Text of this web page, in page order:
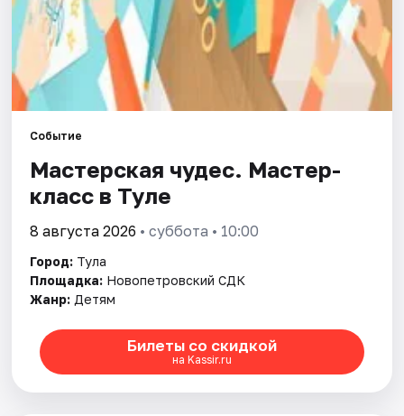
Событие
Мастерская чудес. Мастер-
класс в Туле
8 августа 2026 • суббота • 10:00
Город: Тула
Площадка: Новопетровский СДК
Жанр: Детям
Билеты со скидкой
на Kassir.ru